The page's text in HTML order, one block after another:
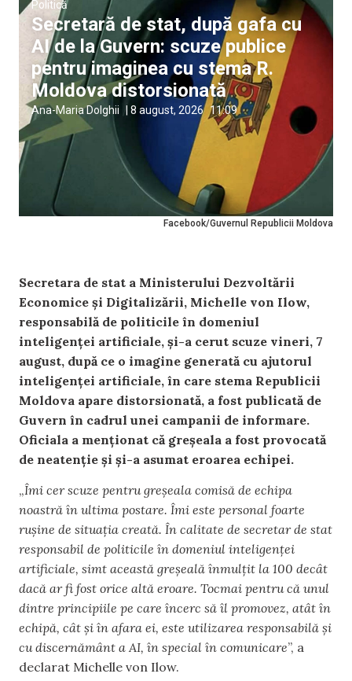
Facebook/Guvernul Republicii Moldova
Politică
Secretară de stat, după gafa cu
AI de la Guvern: scuze publice
pentru imaginea cu stema R.
Moldova distorsionată
Ana-Maria Dolghii 8 august, 2026 11:09
Secretara de stat a Ministerului Dezvoltării
Economice și Digitalizării, Michelle von Ilow,
responsabilă de politicile în domeniul
inteligenței artificiale, și-a cerut scuze vineri, 7
august, după ce o imagine generată cu ajutorul
inteligenței artificiale, în care stema Republicii
Moldova apare distorsionată, a fost publicată de
Guvern în cadrul unei campanii de informare.
Oficiala a menționat că greșeala a fost provocată
de neatenție și și-a asumat eroarea echipei.
„Îmi cer scuze pentru greșeala comisă de echipa
noastră în ultima postare. Îmi este personal foarte
rușine de situația creată. În calitate de secretar de stat
responsabil de politicile în domeniul inteligenței
artificiale, simt această greșeală înmulțit la 100 decât
dacă ar fi fost orice altă eroare. Tocmai pentru că unul
dintre principiile pe care încerc să îl promovez, atât în
echipă, cât și în afara ei, este utilizarea responsabilă și
cu discernământ a AI, în special în comunicare”, a
declarat Michelle von Ilow.